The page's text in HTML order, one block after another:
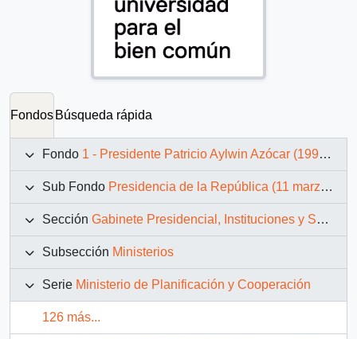
Fondos Búsqueda rápida
Fondo 1 - Presidente Patricio Aylwin Azócar (1990-1994)
Sub Fondo Presidencia de la República (11 marzo 1990 – 11 marzo 1994)
Sección Gabinete Presidencial, Instituciones y Servicios
Subsección Ministerios
Serie Ministerio de Planificación y Cooperación
126 más...